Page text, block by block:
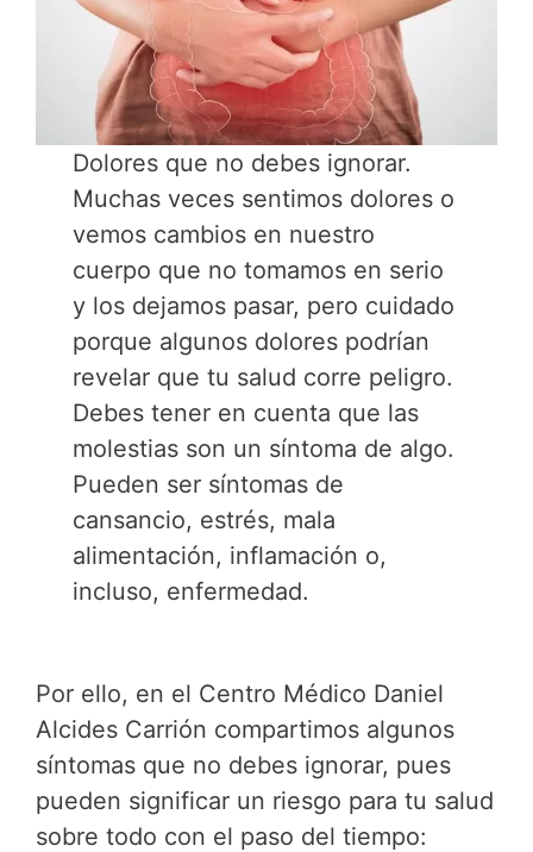
Dolores que no debes ignorar.
Muchas veces sentimos dolores o
vemos cambios en nuestro
cuerpo que no tomamos en serio
y los dejamos pasar, pero cuidado
porque algunos dolores podrían
revelar que tu salud corre peligro.
Debes tener en cuenta que las
molestias son un síntoma de algo.
Pueden ser síntomas de
cansancio, estrés, mala
alimentación, inflamación o,
incluso, enfermedad.
Por ello, en el Centro Médico Daniel
Alcides Carrión compartimos algunos
síntomas que no debes ignorar, pues
pueden significar un riesgo para tu salud
sobre todo con el paso del tiempo: